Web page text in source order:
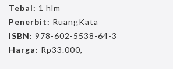
Tebal: 1 hlm
Penerbit: RuangKata
ISBN: 978-602-5538-64-3
Harga: Rp33.000,-